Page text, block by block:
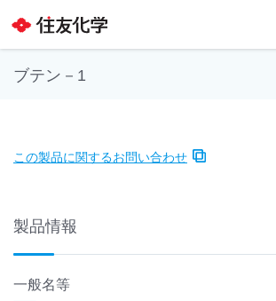
ブテン－1
この製品に関するお問い合わせ
製品情報
一般名等